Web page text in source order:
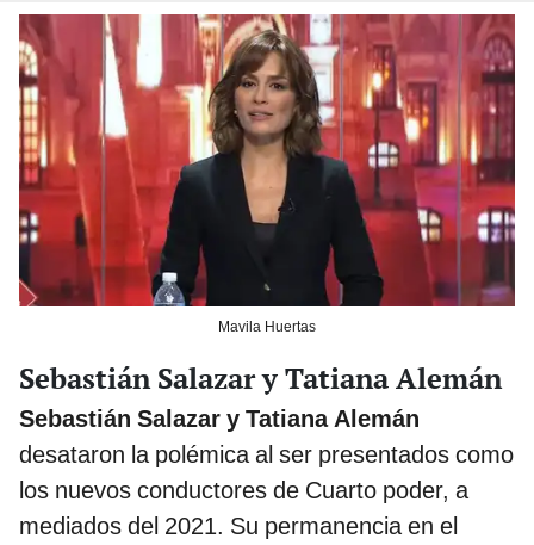
Mavila Huertas
Sebastián Salazar y Tatiana Alemán
Sebastián Salazar y Tatiana Alemán
desataron la polémica al ser presentados como
los nuevos conductores de Cuarto poder, a
mediados del 2021. Su permanencia en el